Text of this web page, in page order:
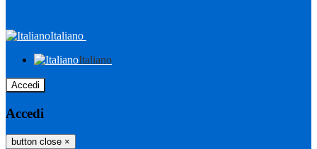
Italiano
Italiano
Accedi
Accedi
button close ×